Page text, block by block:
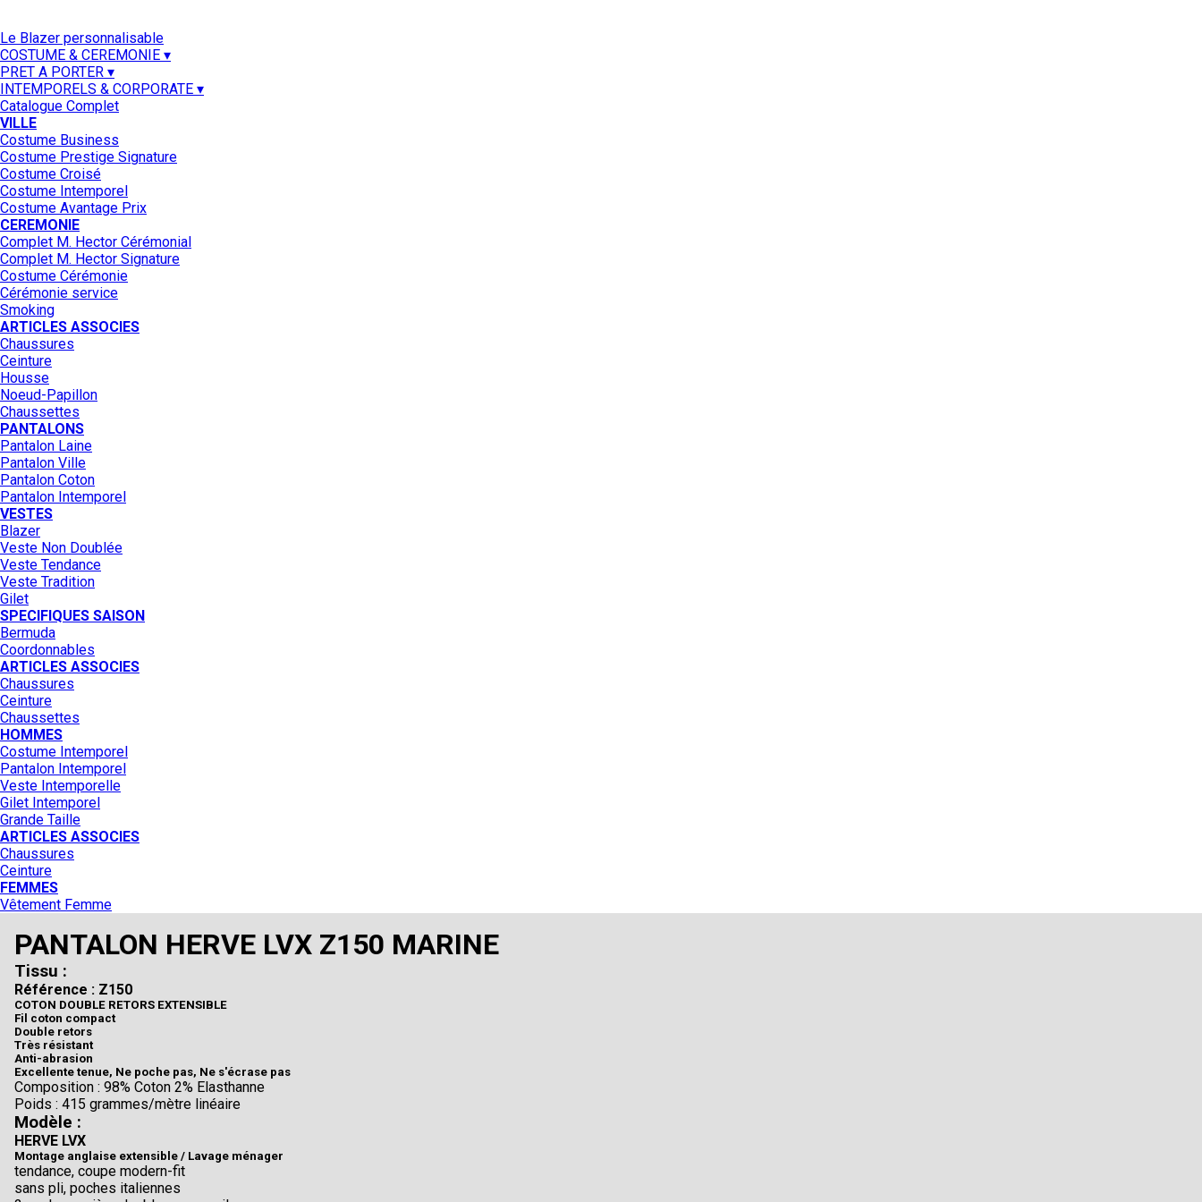
Le Blazer personnalisable
COSTUME & CEREMONIE ▾
PRET A PORTER ▾
INTEMPORELS & CORPORATE ▾
Catalogue Complet
VILLE
Costume Business
Costume Prestige Signature
Costume Croisé
Costume Intemporel
Costume Avantage Prix
CEREMONIE
Complet M. Hector Cérémonial
Complet M. Hector Signature
Costume Cérémonie
Cérémonie service
Smoking
ARTICLES ASSOCIES
Chaussures
Ceinture
Housse
Noeud-Papillon
Chaussettes
PANTALONS
Pantalon Laine
Pantalon Ville
Pantalon Coton
Pantalon Intemporel
VESTES
Blazer
Veste Non Doublée
Veste Tendance
Veste Tradition
Gilet
SPECIFIQUES SAISON
Bermuda
Coordonnables
ARTICLES ASSOCIES
Chaussures
Ceinture
Chaussettes
HOMMES
Costume Intemporel
Pantalon Intemporel
Veste Intemporelle
Gilet Intemporel
Grande Taille
ARTICLES ASSOCIES
Chaussures
Ceinture
FEMMES
Vêtement Femme
PANTALON HERVE LVX Z150 MARINE
Tissu :
Référence : Z150
COTON DOUBLE RETORS EXTENSIBLE
Fil coton compact
Double retors
Très résistant
Anti-abrasion
Excellente tenue, Ne poche pas, Ne s'écrase pas
Composition : 98% Coton 2% Elasthanne
Poids : 415 grammes/mètre linéaire
Modèle :
HERVE LVX
Montage anglaise extensible / Lavage ménager
tendance, coupe modern-fit
sans pli, poches italiennes